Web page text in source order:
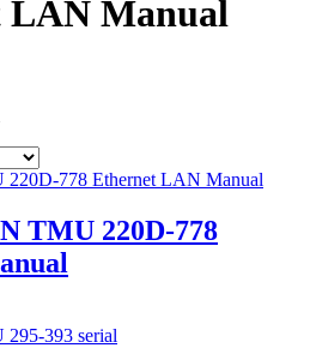
LAN Manual
TMU 220D-778